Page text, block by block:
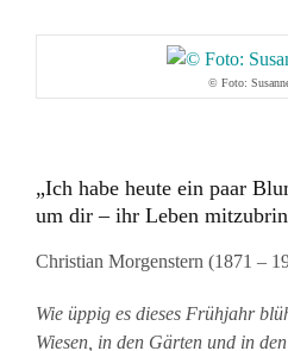
© Foto:
„Ich habe heute ein paar
um dir – ihr Leben
Christian Morgenstern (1871 –
Wie üppig es dieses Frühjahr
Wiesen, in den Gärten und in